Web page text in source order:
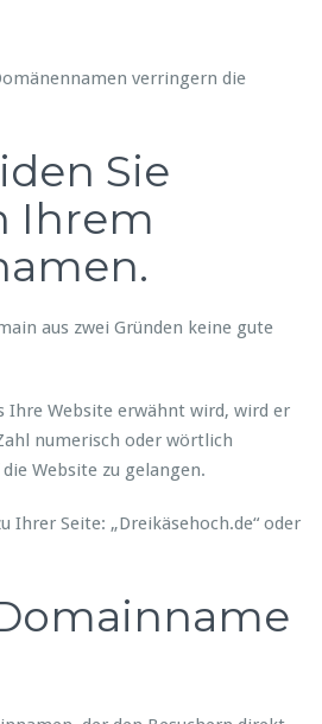
verringern die
Sie
Ihrem
aus zwei Gründen keine gute
Ihre Website erwähnt wird, wird er
numerisch oder wörtlich
Website zu gelangen.
Ihrer Seite: „Dreikäsehoch.de“ oder